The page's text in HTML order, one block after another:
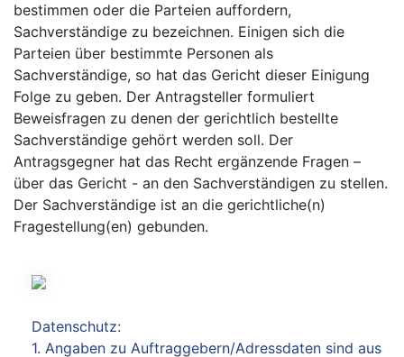
bestimmen oder die Parteien auffordern,
Sachverständige zu bezeichnen. Einigen sich die
Parteien über bestimmte Personen als
Sachverständige, so hat das Gericht dieser Einigung
Folge zu geben. Der Antragsteller formuliert
Beweisfragen zu denen der gerichtlich bestellte
Sachverständige gehört werden soll. Der
Antragsgegner hat das Recht ergänzende Fragen –
über das Gericht - an den Sachverständigen zu stellen.
Der Sachverständige ist an die gerichtliche(n)
Fragestellung(en) gebunden.
Datenschutz:
1. Angaben zu Auftraggebern/Adressdaten sind aus